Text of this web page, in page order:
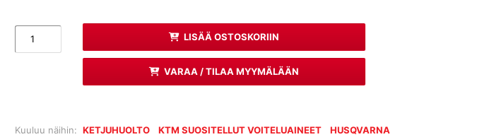
LISÄÄ OSTOSKORIIN
VARAA / TILAA MYYMÄLÄÄN
Kuuluu näihin: KETJUHUOLTO KTM SUOSITELLUT VOITELUAINEET
HUSQVARNA